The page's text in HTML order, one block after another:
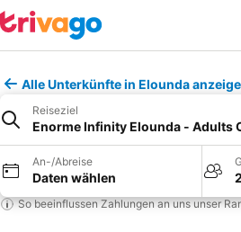
Alle Unterkünfte in Elounda
Reiseziel
Enorme Infinity Elounda - Adults
An-/Abreise
Daten wählen
So beeinflussen Zahlungen an uns unser